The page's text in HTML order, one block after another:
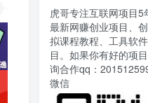
程托
7
入千
虎哥专注互联网项目
最新网赚创业项目、
拟课程教程、工具软
目。如果你有好的项
询合作qq：
微信